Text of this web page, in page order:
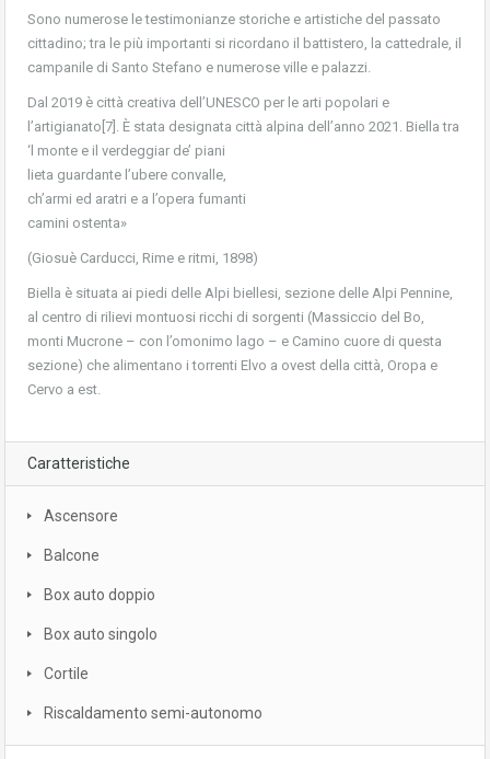
Sono numerose le testimonianze storiche e artistiche del passato
cittadino; tra le più importanti si ricordano il battistero, la cattedrale, il
campanile di Santo Stefano e numerose ville e palazzi.
Dal 2019 è città creativa dell’UNESCO per le arti popolari e
l’artigianato[7]. È stata designata città alpina dell’anno 2021. Biella tra
‘l monte e il verdeggiar de’ piani
lieta guardante l’ubere convalle,
ch’armi ed aratri e a l’opera fumanti
camini ostenta»
(Giosuè Carducci, Rime e ritmi, 1898)
Biella è situata ai piedi delle Alpi biellesi, sezione delle Alpi Pennine,
al centro di rilievi montuosi ricchi di sorgenti (Massiccio del Bo,
monti Mucrone – con l’omonimo lago – e Camino cuore di questa
sezione) che alimentano i torrenti Elvo a ovest della città, Oropa e
Cervo a est.
Caratteristiche
Ascensore
Balcone
Box auto doppio
Box auto singolo
Cortile
Riscaldamento semi-autonomo